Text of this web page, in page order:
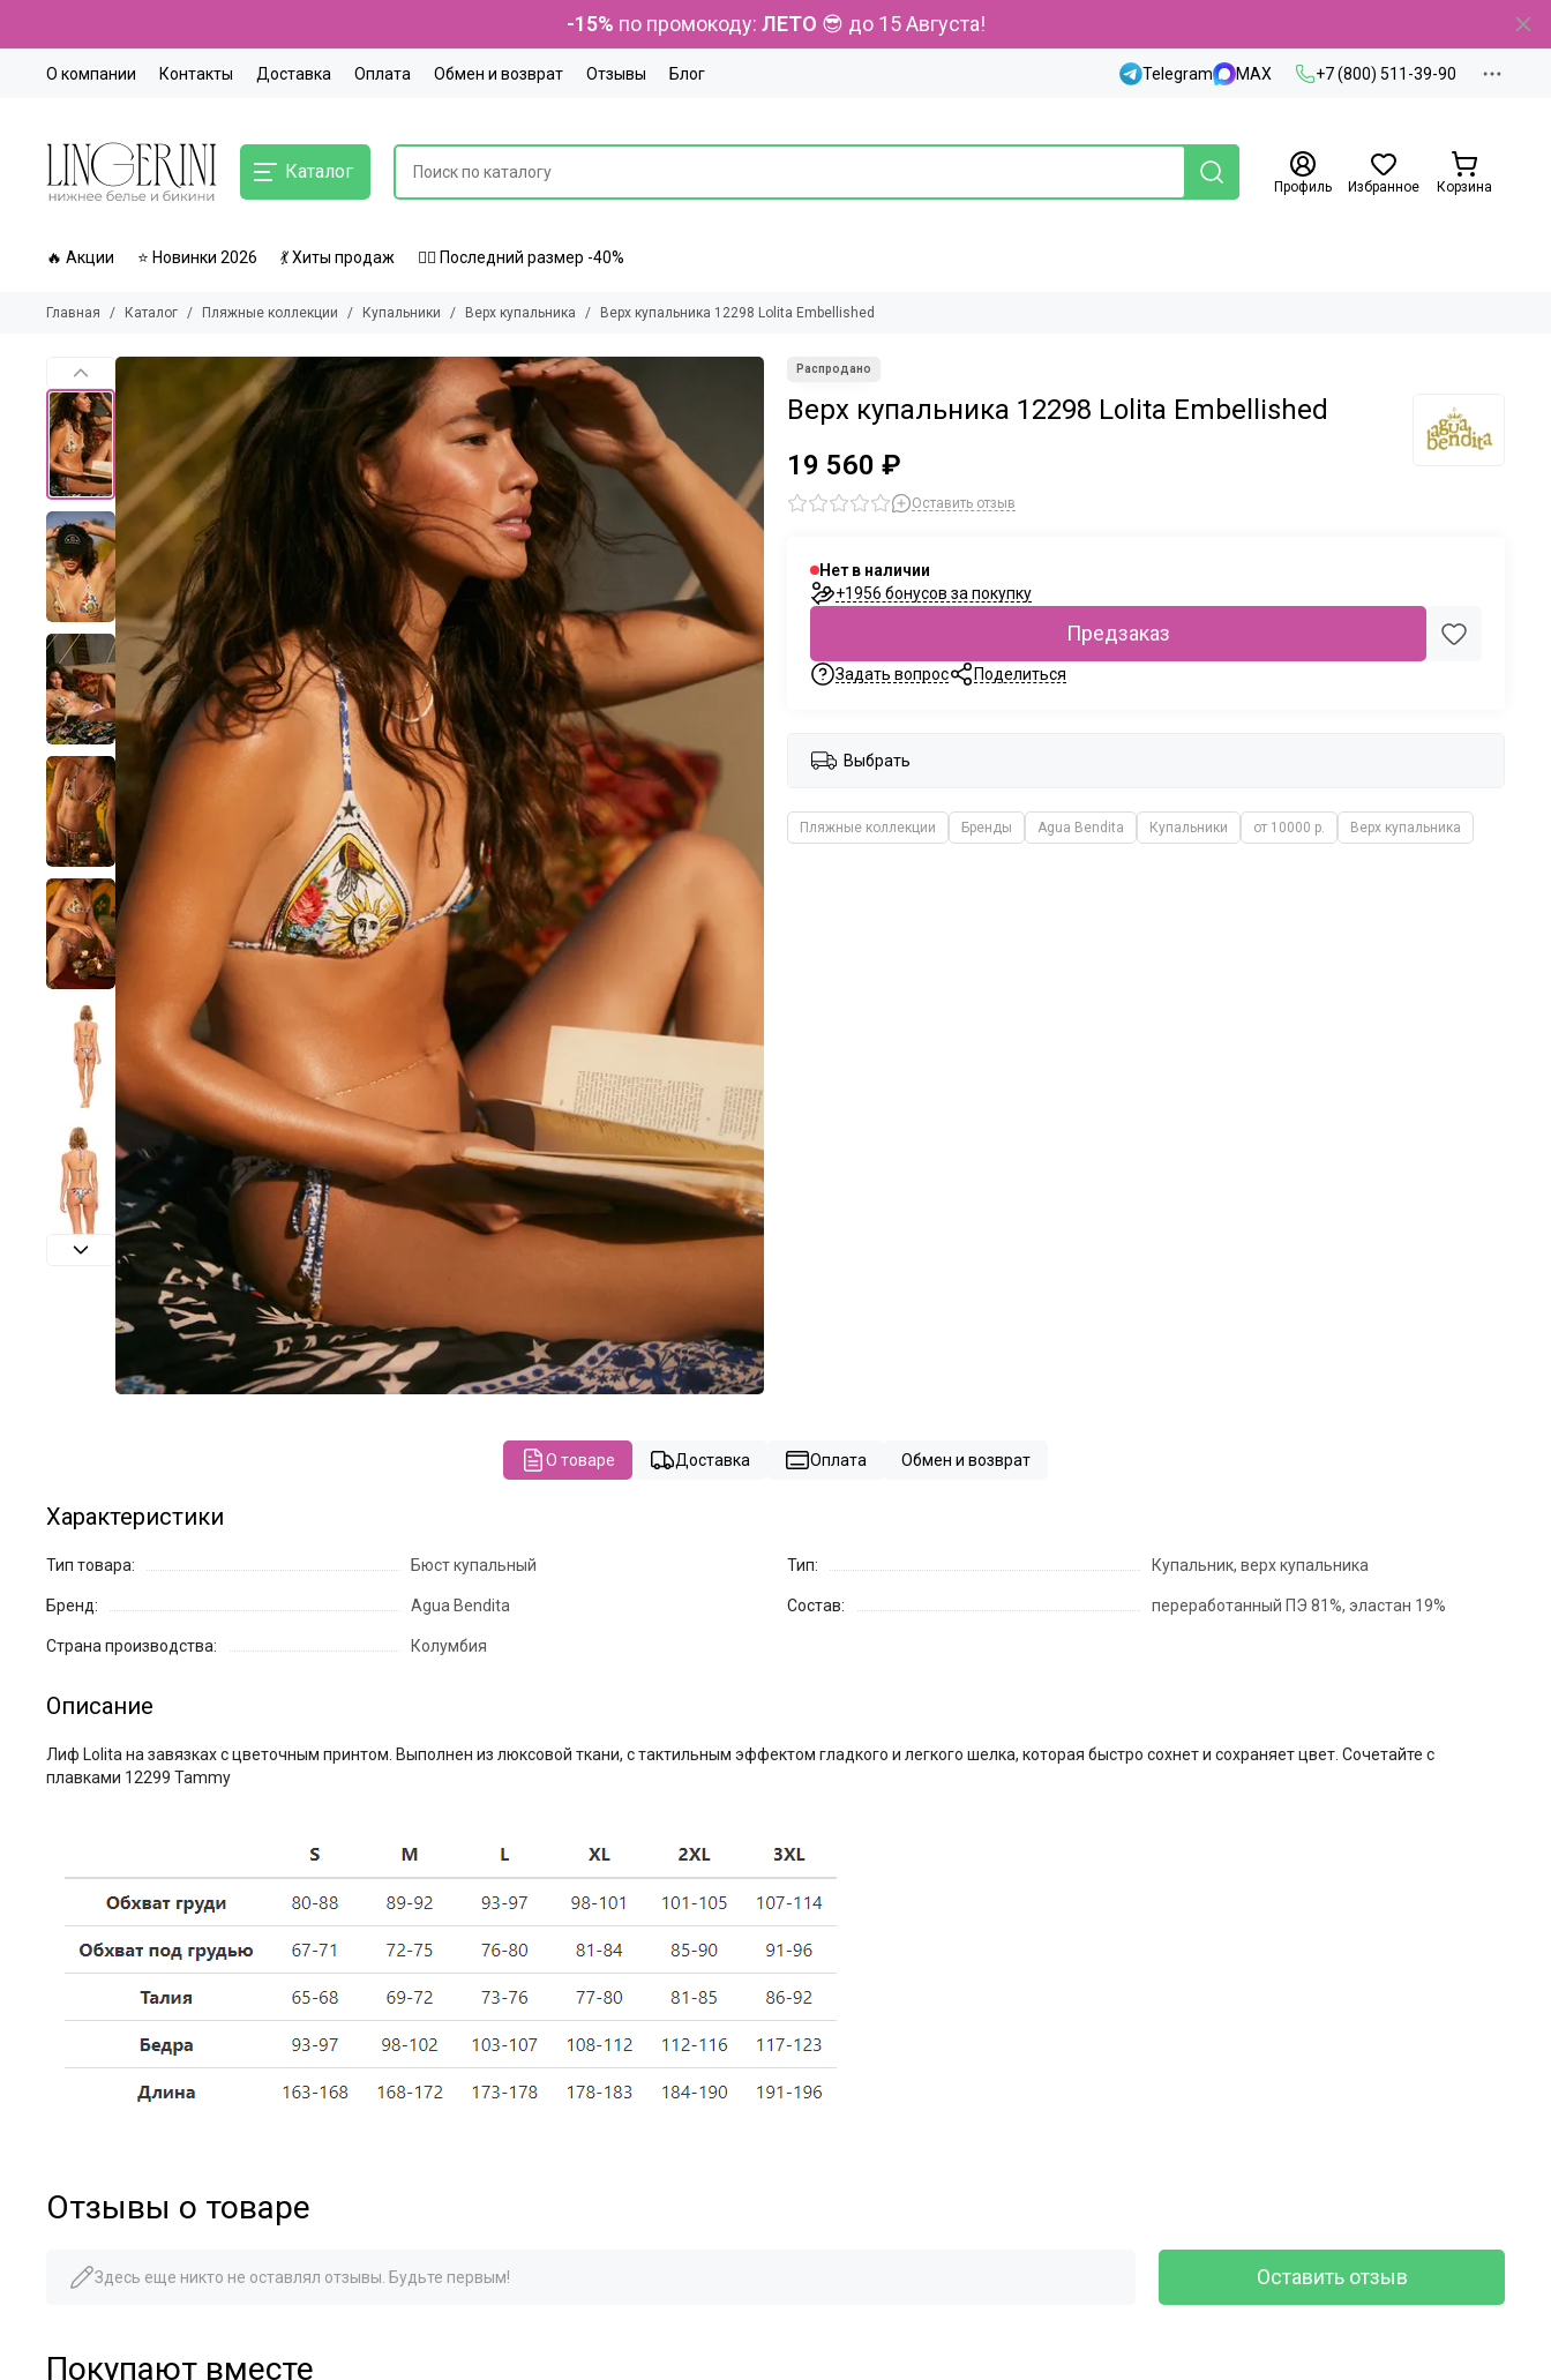
-15% по промокоду: ЛЕТО 😎 до 15 Августа!
О компании Контакты Доставка Оплата Обмен и возврат Отзывы Блог Telegram MAX +7 (800) 511-39-90
Каталог
Профиль Избранное Корзина
🔥 Акции ⭐ Новинки 2026 💃 Хиты продаж 🏃‍♀️ Последний размер -40%
Главная Каталог Пляжные коллекции Купальники Верх купальника Верх купальника 12298 Lolita Embellished
Верх купальника 12298 Lolita Embellished
19 560 ₽
Оставить отзыв
Нет в наличии
+1956 бонусов за покупку
Предзаказ
Задать вопрос Поделиться
Выбрать
Пляжные коллекции Бренды Agua Bendita Купальники от 10000 р. Верх купальника
О товаре Доставка Оплата Обмен и возврат
Характеристики
Тип товара: Бюст купальный
Бренд: Agua Bendita
Страна производства: Колумбия
Тип: Купальник, верх купальника
Состав: переработанный ПЭ 81%, эластан 19%
Описание
Лиф Lolita на завязках с цветочным принтом. Выполнен из люксовой ткани, с тактильным эффектом гладкого и легкого шелка, которая быстро сохнет и сохраняет цвет. Сочетайте с
плавками 12299 Tammy
Отзывы о товаре
Здесь еще никто не оставлял отзывы. Будьте первым! Оставить отзыв
Покупают вместе